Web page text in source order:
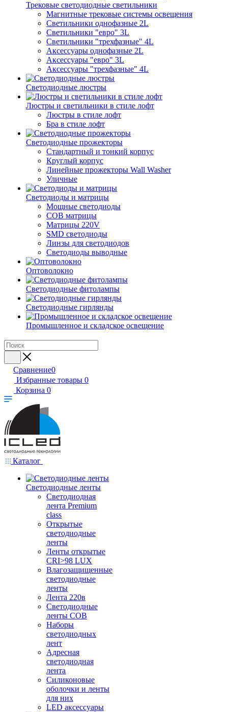
Трековые светодиодные светильники
Магнитные трековые системы освещения
Светильники однофазные 2L
Светильники "евро" 3L
Светильники "трехфазные" 4L
Аксессуары однофазные 2L
Аксессуары "евро" 3L
Аксессуары "трехфазные" 4L
Светодиодные люстры
Люстры и светильники в стиле лофт
Люстры в стиле лофт
Бра в стиле лофт
Светодиодные прожекторы
Стандартный и тонкий корпус
Круглый корпус
Линейные прожекторы Wall Washer
Уличные
Светодиоды и матрицы
Мощные светодиоды
COB матрицы
Матрицы 220V
SMD светодиоды
Линзы для светодиодов
Светодиоды выводные
Оптоволокно
Светодиодные фитолампы
Светодиодные гирлянды
Промышленное и складское освещение
Сравнение0
Избранные товары 0
Корзина 0
Каталог
Светодиодные ленты
Светодиодная
лента Premium
class
Открытые
светодиодные
ленты
Ленты открытые
CRI>98 LUX
Влагозащищенные
светодиодные
ленты
Лента 220в
Светодиодные
ленты COB
Наборы
светодиодных
лент
Адресная
светодиодная
лента
Силиконовые
оболочки и ленты
для них
LED аксессуары